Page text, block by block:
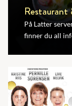
Restaurant
På Latter
finner du all